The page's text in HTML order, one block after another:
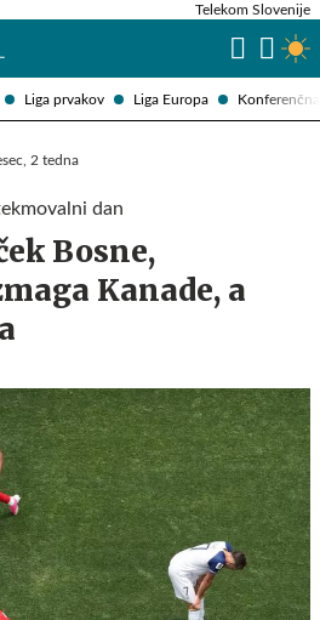
Liga prvakov Liga Europa
Telekom Slovenije
2 tedna
dan
Bosne,
Kanade, a